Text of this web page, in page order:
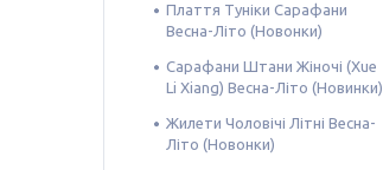
Плаття Туніки Сарафани
Весна-Літо (Новонки)
Сарафани Штани Жіночі (Xue
Li Xiang) Весна-Літо (Новинки)
Жилети Чоловічі Літні Весна-
Літо (Новонки)